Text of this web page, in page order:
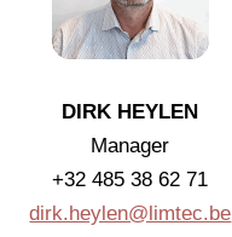
DIRK HEYLEN
Manager
+32 485 38 62 71
dirk.heylen@limtec.be